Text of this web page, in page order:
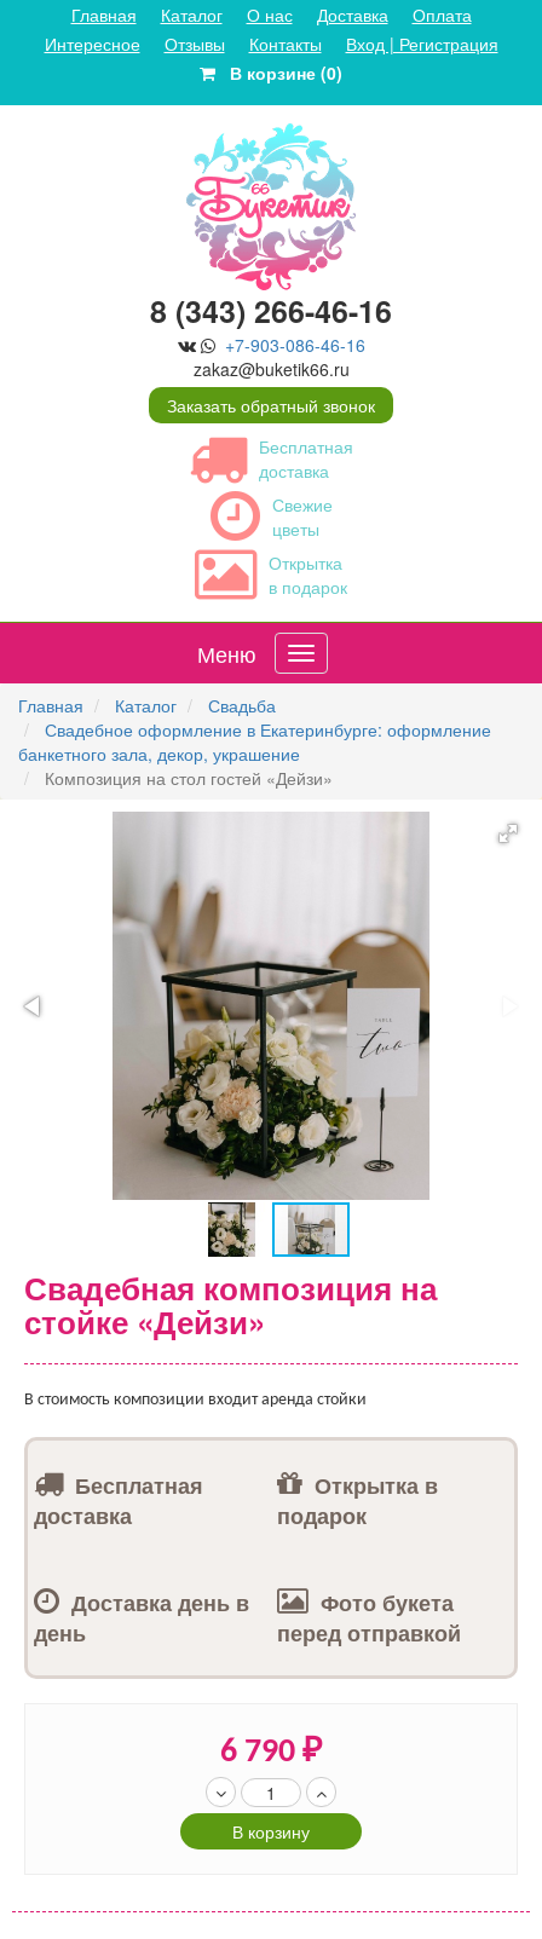
Главная Каталог О нас Доставка
Оплата
Интересное
Отзывы Контакты
Вход | Регистрация
В корзине (0)
8 (343) 266-46-16
+7-903-086-46-16
zakaz@buketik66.ru
Заказать обратный звонок
Бесплатная
доставка
Свежие
цветы
Открытка
в подарок
Меню
Главная Каталог
Свадьба
Свадебное оформление в Екатеринбурге: оформление
банкетного зала, декор, украшение
Композиция на стол гостей «Дейзи»
Свадебная композиция на
стойке «Дейзи»
В стоимость композиции входит аренда стойки
Бесплатная
доставка
Открытка в
подарок
Доставка день в
день
Фото букета
перед отправкой
6 790 ₽
В корзину